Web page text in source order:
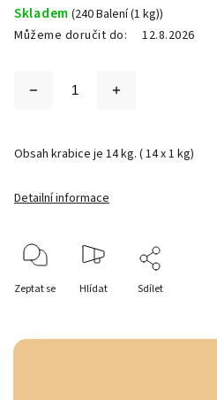
Skladem (240 Balení (1 kg))
Můžeme doručit do:
12.8.2026
Obsah krabice je 14 kg. ( 14 x 1 kg)
Detailní informace
Zeptat se Hlídat Sdílet